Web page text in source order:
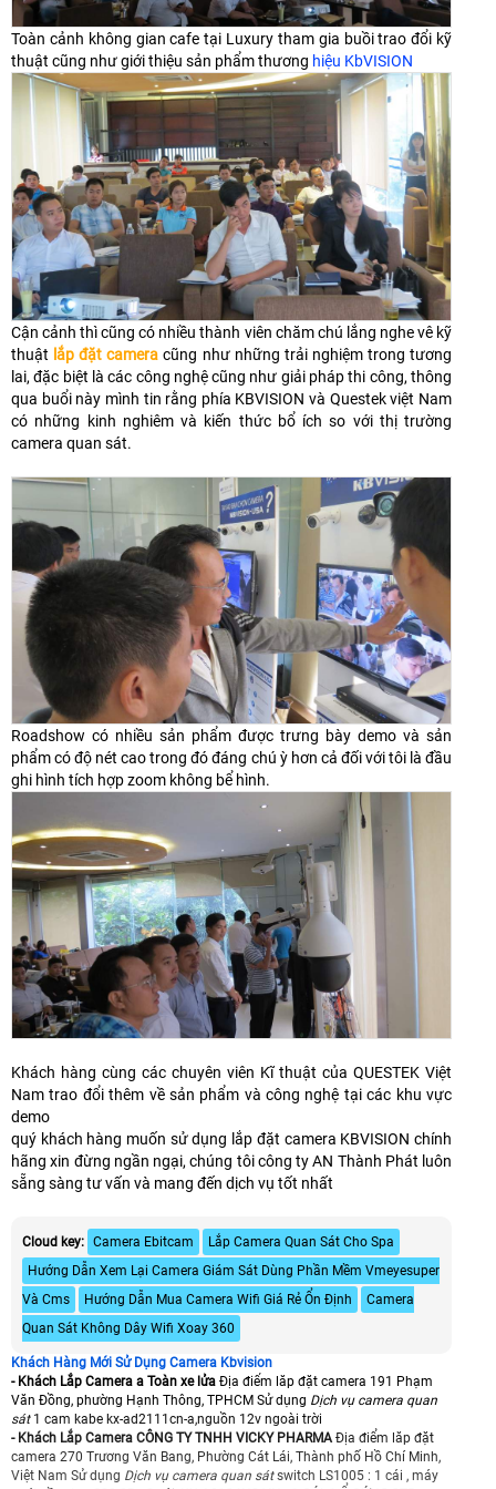
Toàn cảnh không gian cafe tại Luxury tham gia buồi trao đổi kỹ
thuật cũng như giới thiệu sản phẩm thương hiệu KbVISION
Cận cảnh thì cũng có nhiều thành viên chăm chú lắng nghe vê kỹ
thuật lắp đặt camera cũng như những trải nghiệm trong tương
lai, đặc biệt là các công nghệ cũng như giải pháp thi công, thông
qua buổi này mình tin rằng phía KBVISION và Questek việt Nam
có những kinh nghiêm và kiến thức bổ ích so với thị trường
camera quan sát.
Roadshow có nhiều sản phẩm được trưng bày demo và sản
phẩm có độ nét cao trong đó đáng chú ỳ hơn cả đối với tôi là đầu
ghi hình tích hợp zoom không bể hình.
Khách hàng cùng các chuyên viên Kĩ thuật của QUESTEK Việt
Nam trao đổi thêm về sản phẩm và công nghệ tại các khu vực
demo
quý khách hàng muốn sử dụng lắp đặt camera KBVISION chính
hãng xin đừng ngần ngại, chúng tôi công ty AN Thành Phát luôn
sẵng sàng tư vấn và mang đến dịch vụ tốt nhất
Cloud key: Camera Ebitcam
Lắp Camera Quan Sát Cho Spa
Hướng Dẫn Xem Lại Camera Giám Sát Dùng Phần Mềm Vmeyesuper
Và Cms
Hướng Dẫn Mua Camera Wifi Giá Rẻ Ổn Định
Camera
Quan Sát Không Dây Wifi Xoay 360
Khách Hàng Mới Sử Dụng Camera Kbvision
- Khách Lắp Camera a Toàn xe lửa Địa điểm lăp đặt camera 191 Phạm
Văn Đồng, phường Hạnh Thông, TPHCM Sử dụng Dịch vụ camera quan
sát 1 cam kabe kx-ad2111cn-a,nguồn 12v ngoài trời
- Khách Lắp Camera CÔNG TY TNHH VICKY PHARMA Địa điểm lăp đặt
camera 270 Trương Văn Bang, Phường Cát Lái, Thành phố Hồ Chí Minh,
Việt Nam Sử dụng Dịch vụ camera quan sátswitch LS1005 : 1 cái , máy